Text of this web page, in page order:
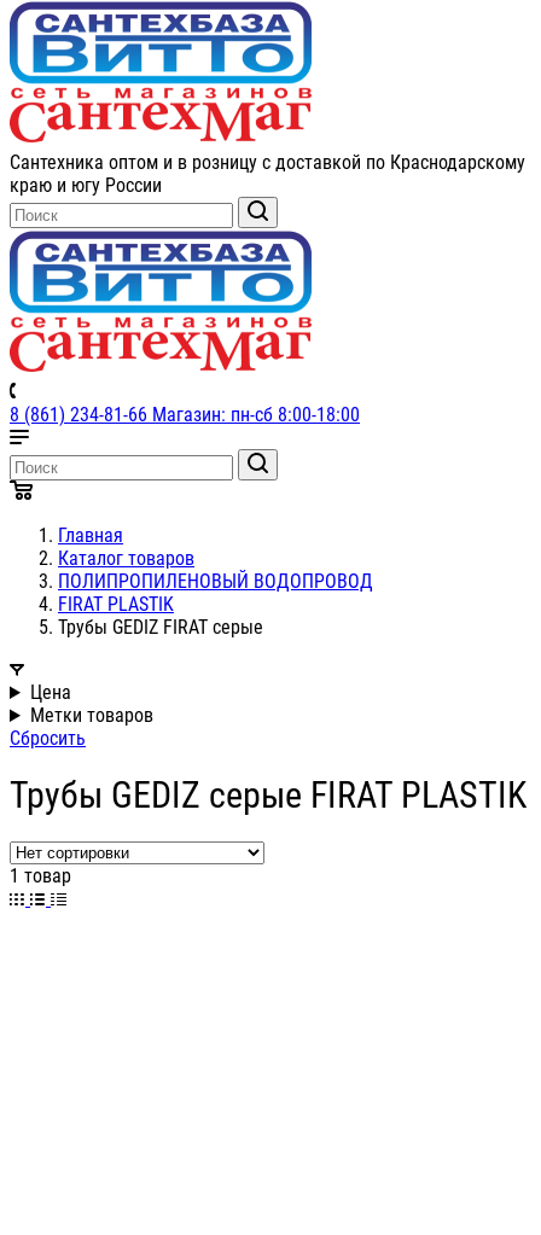
Сантехника оптом и в розницу с доставкой по Краснодарскому
краю и югу России
8 (861) 234-81-66 Магазин: пн-сб 8:00-18:00
Главная
Каталог товаров
ПОЛИПРОПИЛЕНОВЫЙ ВОДОПРОВОД
FIRAT PLASTIK
Трубы GEDIZ FIRAT серые
Цена
Метки товаров
Сбросить
Трубы GEDIZ серые FIRAT PLASTIK
1 товар